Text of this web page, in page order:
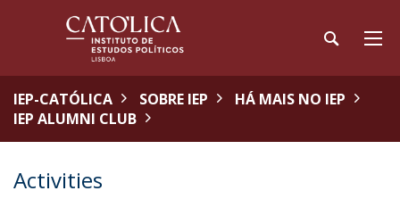
IEP-CATÓLICA SOBRE IEP
HÁ MAIS NO IEP
IEP ALUMNI CLUB
Activities